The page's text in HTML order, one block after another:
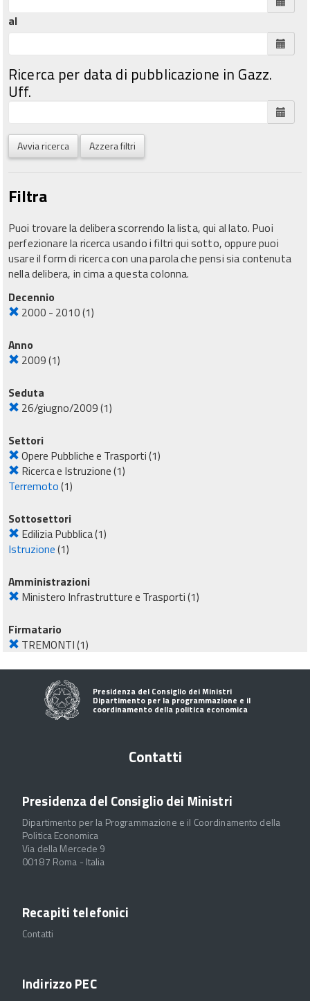
al
Ricerca per data di pubblicazione in Gazz.
Uff.
Avvia ricerca Azzera filtri
Filtra
Puoi trovare la delibera scorrendo la lista, qui al lato. Puoi
perfezionare la ricerca usando i filtri qui sotto, oppure puoi
usare il form di ricerca con una parola che pensi sia contenuta
nella delibera, in cima a questa colonna.
Decennio
2000 - 2010(1)
Anno
2009(1)
Seduta
26/giugno/2009(1)
Settori
Opere Pubbliche e Trasporti(1)
Ricerca e Istruzione(1)
Terremoto(1)
Sottosettori
Edilizia Pubblica(1)
Istruzione(1)
Amministrazioni
Ministero Infrastrutture e Trasporti(1)
Firmatario
TREMONTI(1)
Presidenza del Consiglio dei Ministri
Dipartimento per la programmazione e il
coordinamento della politica economica
Contatti
Presidenza del Consiglio dei Ministri
Dipartimento per la Programmazione e il Coordinamento della
Politica Economica
Via della Mercede 9
00187 Roma - Italia
Recapiti telefonici
Contatti
Indirizzo PEC